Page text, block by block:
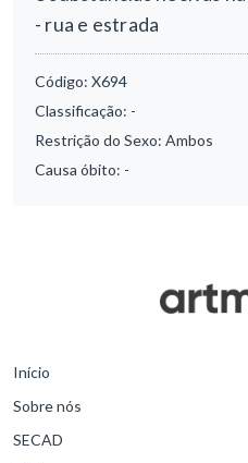
- rua e estrada
Código: X694
Classificação: -
Restrição do Sexo: Ambos
Causa óbito: -
Início
Sobre nós
SECAD